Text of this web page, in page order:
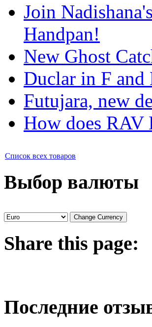
Join
Handpan!
New Ghost
Duclar in F and
Futujara, new
How does RAV
Список всех товаров
Выбор валюты
Share this page:
Последние